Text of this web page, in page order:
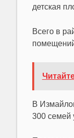
детская
Всего в
В
300 семей